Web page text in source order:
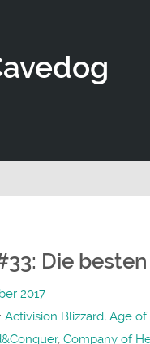
Die
2017
Activision Blizzard, Age of
, Company of